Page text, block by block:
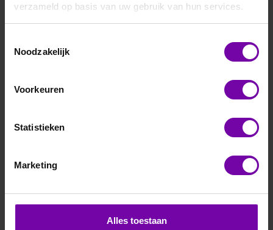
verzameld op basis van uw gebruik van hun services.
Noodzakelijk
Voorkeuren
Statistieken
Marketing
Alles toestaan
E+E
Transmitters